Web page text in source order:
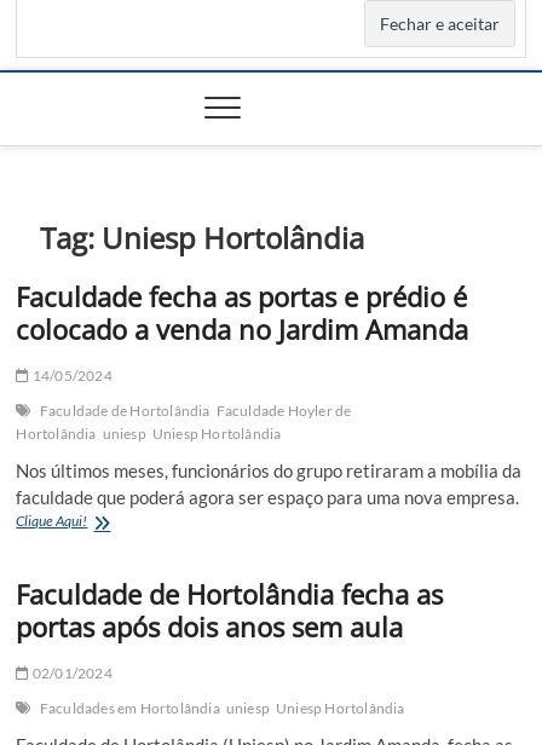
Tag: Uniesp Hortolândia
Faculdade fecha as portas e prédio é
colocado a venda no Jardim Amanda
14/05/2024
Faculdade de Hortolândia Faculdade Hoyler de
Hortolândia uniesp Uniesp Hortolândia
Nos últimos meses, funcionários do grupo retiraram a mobília da
faculdade que poderá agora ser espaço para uma nova empresa.
Clique Aqui! Faculdade
portas
e
prédio
colocado
venda
no
Faculdade de Hortolândia fecha as
portas após dois anos sem aula
02/01/2024
Faculdades em Hortolândia uniesp Uniesp Hortolândia